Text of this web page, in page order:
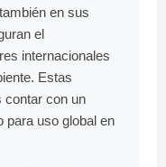
en sus
el
internacionales
Estas
contar con un
para uso global en